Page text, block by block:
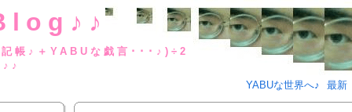
な日記帳♪＋YABUな戯言･･
YABUな世界へ♪
最新